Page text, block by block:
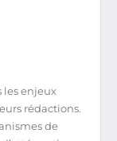
les enjeux
rédactions.
de